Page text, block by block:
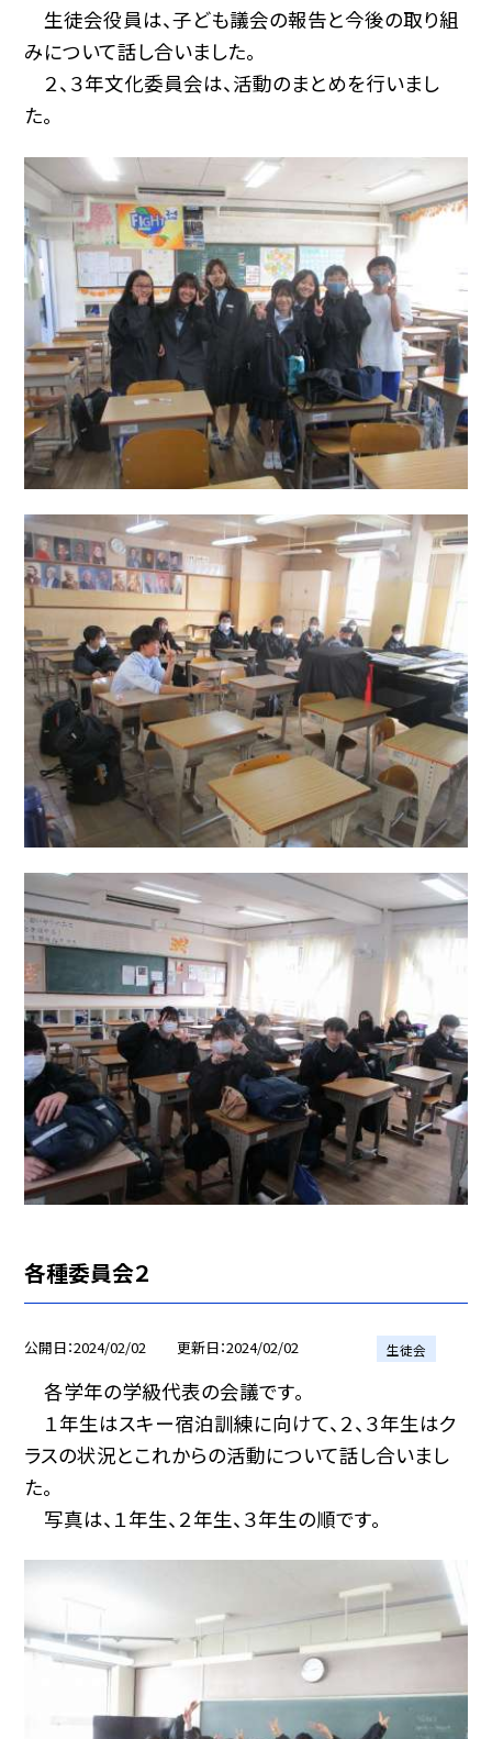
生徒会役員は、子ども議会の報告と今後の取り組
みについて話し合いました。
２、３年文化委員会は、活動のまとめを行いまし
た。
各種委員会２
公開日 2024/02/02 更新日 2024/02/02 生徒会
各学年の学級代表の会議です。
１年生はスキー宿泊訓練に向けて、２、３年生はク
ラスの状況とこれからの活動について話し合いまし
た。
写真は、１年生、２年生、３年生の順です。